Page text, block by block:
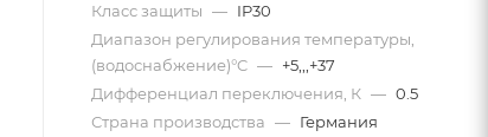
Класс защиты — IP30
Диапазон регулирования температуры,
(водоснабжение)°C — +5,,,+37
Дифференциал переключения, К — 0.5
Страна производства — Германия